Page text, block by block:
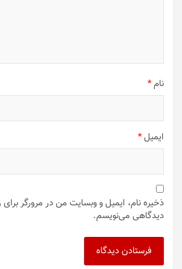
نام*
ایمیل*
ذخیره نام، ایمیل و وبسایت من در مرورگر برای
دیدگاهی می‌نویسم.